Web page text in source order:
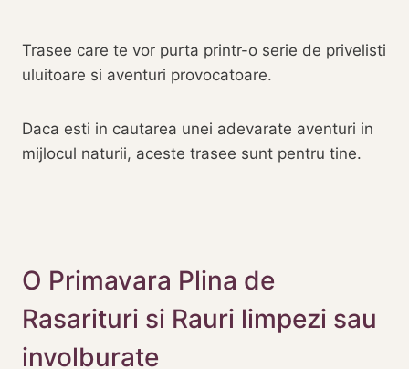
Trasee care te vor purta printr-o serie de privelisti
uluitoare si aventuri provocatoare.
Daca esti in cautarea unei adevarate aventuri in
mijlocul naturii, aceste trasee sunt pentru tine.
O Primavara Plina de
Rasarituri si Rauri limpezi sau
involburate